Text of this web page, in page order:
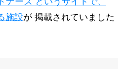
施設が 掲載されていました